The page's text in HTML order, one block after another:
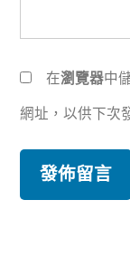
在瀏覽器中
網址，以供下次